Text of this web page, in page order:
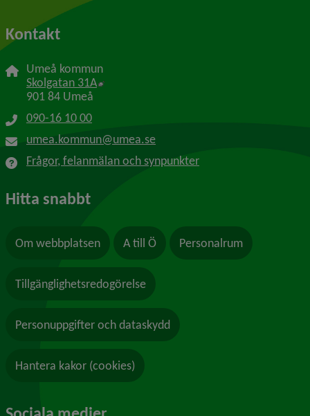
Kontakt
Umeå kommun
Skolgatan 31A Länk till annan webbplats, öppnas i nytt
901 84 Umeå
090-16 10 00
umea.kommun@umea.se
Frågor, felanmälan och synpunkter
Hitta snabbt
Om webbplatsen A till Ö Personalrum
Tillgänglighetsredogörelse
Personuppgifter och dataskydd
Hantera kakor (cookies)